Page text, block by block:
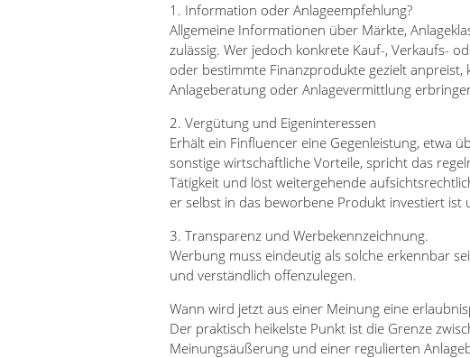
1. Information oder Anlageempfehlung?
Allgemeine Informationen über Märkte,
zulässig. Wer jedoch konkrete Kauf-, Verkaufs-
oder bestimmte Finanzprodukte gezielt
Anlageberatung oder Anlagevermittlung
2. Vergütung und Eigeninteressen
Erhält ein Finfluencer eine Gegenleistung, etwa
sonstige wirtschaftliche Vorteile, spricht das
Tätigkeit und löst weitergehende
er selbst in das beworbene Produkt investiert
3. Transparenz und Werbekennzeichnung.
Werbung muss eindeutig als solche erkennbar
und verständlich offenzulegen.
Wann wird jetzt aus einer Meinung eine
Der praktisch heikelste Punkt ist die Grenze
Meinungsäußerung und einer regulierten